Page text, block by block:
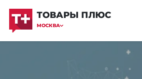
ТОВАРЫ ПЛЮС
МОСКВА